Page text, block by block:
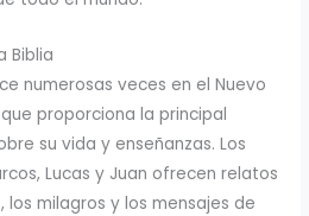
Biblia
numerosas veces en el Nuevo
proporciona la principal
su vida y enseñanzas. Los
Lucas y Juan ofrecen relatos
milagros y los mensajes de